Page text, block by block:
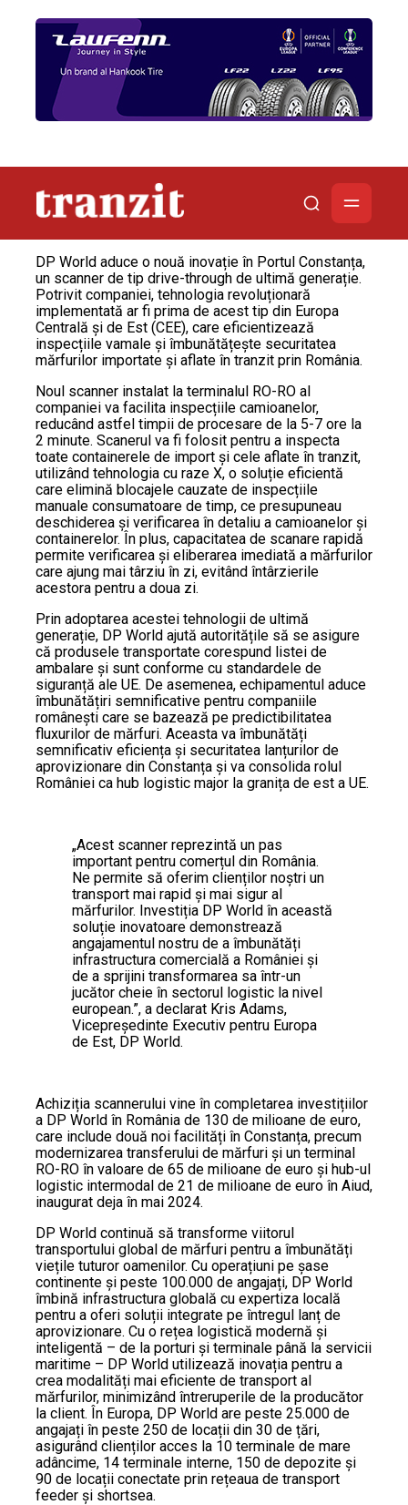
DP World aduce o nouă inovație în Portul Constanța,
un scanner de tip drive-through de ultimă generație.
Potrivit companiei, tehnologia revoluționară
implementată ar fi prima de acest tip din Europa
Centrală și de Est (CEE), care eficientizează
inspecțiile vamale și îmbunătățește securitatea
mărfurilor importate și aflate în tranzit prin România.
Noul scanner instalat la terminalul RO-RO al
companiei va facilita inspecțiile camioanelor,
reducând astfel timpii de procesare de la 5-7 ore la
2 minute. Scanerul va fi folosit pentru a inspecta
toate containerele de import și cele aflate în tranzit,
utilizând tehnologia cu raze X, o soluție eficientă
care elimină blocajele cauzate de inspecțiile
manuale consumatoare de timp, ce presupuneau
deschiderea și verificarea în detaliu a camioanelor și
containerelor. În plus, capacitatea de scanare rapidă
permite verificarea și eliberarea imediată a mărfurilor
care ajung mai târziu în zi, evitând întârzierile
acestora pentru a doua zi.
Prin adoptarea acestei tehnologii de ultimă
generație, DP World ajută autoritățile să se asigure
că produsele transportate corespund listei de
ambalare și sunt conforme cu standardele de
siguranță ale UE. De asemenea, echipamentul aduce
îmbunătățiri semnificative pentru companiile
românești care se bazează pe predictibilitatea
fluxurilor de mărfuri. Aceasta va îmbunătăți
semnificativ eficiența și securitatea lanțurilor de
aprovizionare din Constanța și va consolida rolul
României ca hub logistic major la granița de est a UE.
„Acest scanner reprezintă un pas
important pentru comerțul din România.
Ne permite să oferim clienților noștri un
transport mai rapid și mai sigur al
mărfurilor. Investiția DP World în această
soluție inovatoare demonstrează
angajamentul nostru de a îmbunătăți
infrastructura comercială a României și
de a sprijini transformarea sa într-un
jucător cheie în sectorul logistic la nivel
european.”, a declarat Kris Adams,
Vicepreședinte Executiv pentru Europa
de Est, DP World.
Achiziția scannerului vine în completarea investițiilor
a DP World în România de 130 de milioane de euro,
care include două noi facilități în Constanța, precum
modernizarea transferului de mărfuri și un terminal
RO-RO în valoare de 65 de milioane de euro și hub-ul
logistic intermodal de 21 de milioane de euro în Aiud,
inaugurat deja în mai 2024.
DP World continuă să transforme viitorul
transportului global de mărfuri pentru a îmbunătăți
viețile tuturor oamenilor. Cu operațiuni pe șase
continente și peste 100.000 de angajați, DP World
îmbină infrastructura globală cu expertiza locală
pentru a oferi soluții integrate pe întregul lanț de
aprovizionare. Cu o rețea logistică modernă și
inteligentă – de la porturi și terminale până la servicii
maritime – DP World utilizează inovația pentru a
crea modalități mai eficiente de transport al
mărfurilor, minimizând întreruperile de la producător
la client. În Europa, DP World are peste 25.000 de
angajați în peste 250 de locații din 30 de țări,
asigurând clienților acces la 10 terminale de mare
adâncime, 14 terminale interne, 150 de depozite și
90 de locații conectate prin rețeaua de transport
feeder și shortsea.